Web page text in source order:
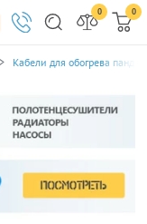
0 0
Кабели для обогрева